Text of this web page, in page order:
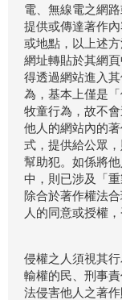
電、無線電之網
提供或傳達著作
或地點，以上述
網址轉貼於其網
得透過網站進入
為，基本上僅是
牧童行為，故不
他人的網站內的
式，提供給公眾
幫助犯。如係將
中，則已涉及「
除合於著作權法
人的同意或授權
侵權之人須視其
輸權的民、刑事
法侵害他人之著